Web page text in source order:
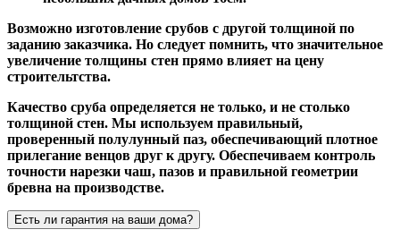
Возможно изготовление срубов с другой толщиной по
заданию заказчика. Но следует помнить, что значительное
увеличение толщины стен прямо влияет на цену
строительтства.
Качество сруба определяется не только, и не столько
толщиной стен. Мы используем правильный,
проверенный полулунный паз, обеспечивающий плотное
прилегание венцов друг к другу. Обеспечиваем контроль
точности нарезки чаш, пазов и правильной геометрии
бревна на производстве.
Есть ли гарантия на ваши дома?